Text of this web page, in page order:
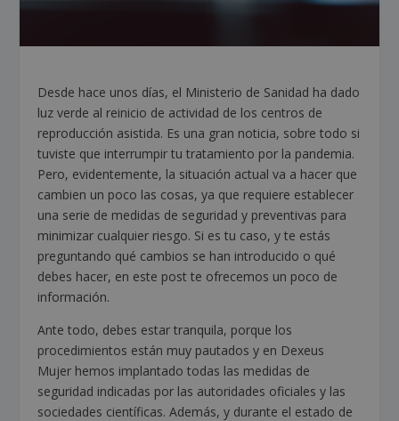
Desde hace unos días, el Ministerio de Sanidad ha dado
luz verde al reinicio de actividad de los centros de
reproducción asistida. Es una gran noticia, sobre todo si
tuviste que interrumpir tu tratamiento por la pandemia.
Pero, evidentemente, la situación actual va a hacer que
cambien un poco las cosas, ya que requiere establecer
una serie de medidas de seguridad y preventivas para
minimizar cualquier riesgo. Si es tu caso, y te estás
preguntando qué cambios se han introducido o qué
debes hacer, en este post te ofrecemos un poco de
información.
Ante todo, debes estar tranquila, porque los
procedimientos están muy pautados y en Dexeus
Mujer hemos implantado todas las medidas de
seguridad indicadas por las autoridades oficiales y las
sociedades científicas. Además, y durante el estado de